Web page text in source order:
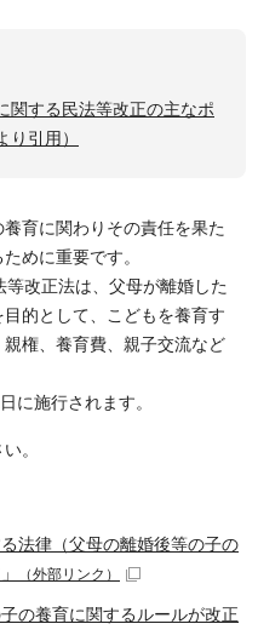
関する民法等改正の主なポ
り引用）
育に関わりその責任を果た
めに重要です。
改正法は、父母が離婚した
的として、こどもを養育す
権、養育費、親子交流など
に施行されます。
。
法律（父母の離婚後等の子の
（外部リンク）
の養育に関するルールが改正